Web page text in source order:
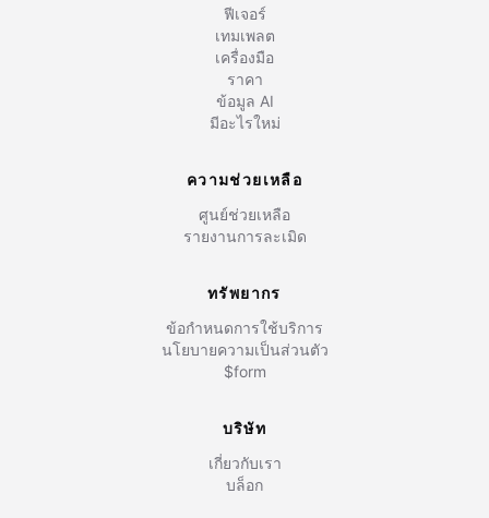
ฟีเจอร์
เทมเพลต
เครื่องมือ
ราคา
ข้อมูล AI
มีอะไรใหม่
ความช่วยเหลือ
ศูนย์ช่วยเหลือ
รายงานการละเมิด
ทรัพยากร
ข้อกำหนดการใช้บริการ
นโยบายความเป็นส่วนตัว
$form
บริษัท
เกี่ยวกับเรา
บล็อก